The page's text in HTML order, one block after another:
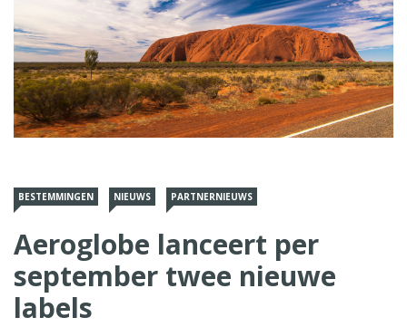
BESTEMMINGEN NIEUWS PARTNERNIEUWS
Aeroglobe lanceert per
september twee nieuwe
labels